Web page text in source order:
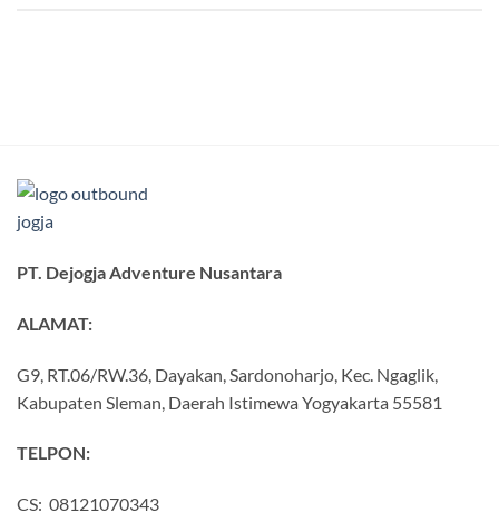
PT. Dejogja Adventure Nusantara
ALAMAT:
G9, RT.06/RW.36, Dayakan, Sardonoharjo, Kec. Ngaglik,
Kabupaten Sleman, Daerah Istimewa Yogyakarta 55581
TELPON:
CS: 08121070343